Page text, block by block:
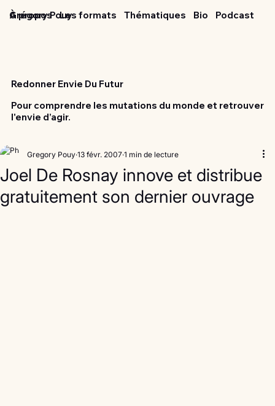
Grégory Pouy
À propos Les formats Thématiques Podcast
Bio
Redonner Envie Du Futur
Pour comprendre les mutations du monde et retrouver
l'envie d’agir.
Joel De Rosnay innove et distribue
gratuitement son dernier ouvrage
Gregory Pouy 13 févr. 2007 1 min de lecture